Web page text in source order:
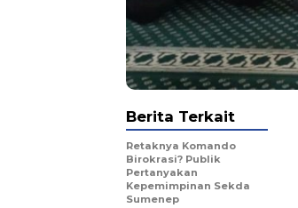
Berita Terkait
Retaknya Komando
Birokrasi? Publik
Pertanyakan
Kepemimpinan Sekda
Sumenep